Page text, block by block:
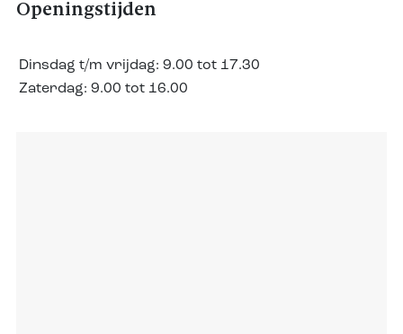
Openingstijden
Dinsdag t/m vrijdag: 9.00 tot 17.30
Zaterdag: 9.00 tot 16.00